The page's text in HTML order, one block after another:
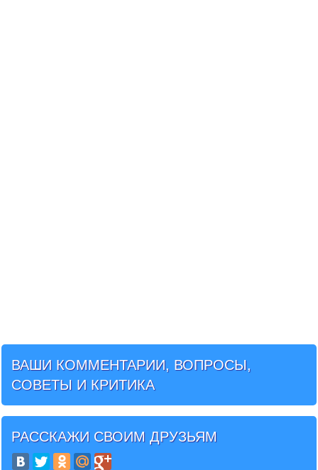
ВАШИ КОММЕНТАРИИ, ВОПРОСЫ,
СОВЕТЫ И КРИТИКА
РАССКАЖИ СВОИМ ДРУЗЬЯМ